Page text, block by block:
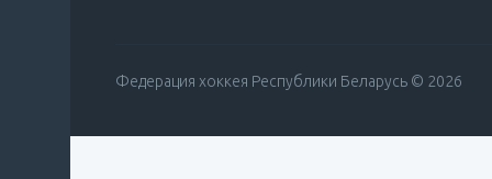
Федерация хоккея Республики Беларусь © 2026